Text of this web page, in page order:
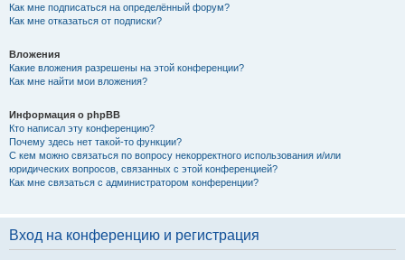
Как мне подписаться на определённый форум?
Как мне отказаться от подписки?
Вложения
Какие вложения разрешены на этой конференции?
Как мне найти мои вложения?
Информация о phpBB
Кто написал эту конференцию?
Почему здесь нет такой-то функции?
С кем можно связаться по вопросу некорректного использования и/или
юридических вопросов, связанных с этой конференцией?
Как мне связаться с администратором конференции?
Вход на конференцию и регистрация